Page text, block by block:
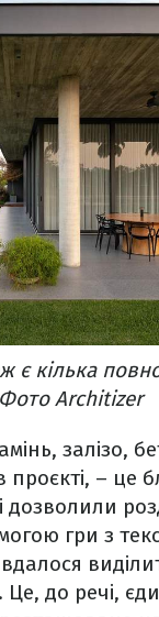
є кілька
Architizer
залізо,
проєкті, – це
дозволили
гри з
Це, до речі,